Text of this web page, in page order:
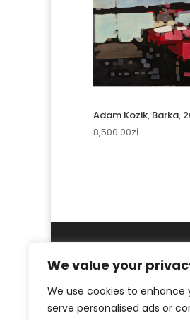
We value your
We use cookies to enhance
serve personalised ads or
Adam Kozik, Barka,
8,500.00zł